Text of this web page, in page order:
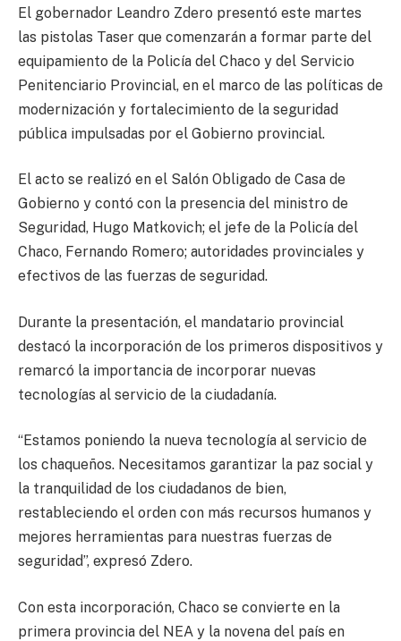
El gobernador Leandro Zdero presentó este martes
las pistolas Taser que comenzarán a formar parte del
equipamiento de la Policía del Chaco y del Servicio
Penitenciario Provincial, en el marco de las políticas de
modernización y fortalecimiento de la seguridad
pública impulsadas por el Gobierno provincial.
El acto se realizó en el Salón Obligado de Casa de
Gobierno y contó con la presencia del ministro de
Seguridad, Hugo Matkovich; el jefe de la Policía del
Chaco, Fernando Romero; autoridades provinciales y
efectivos de las fuerzas de seguridad.
Durante la presentación, el mandatario provincial
destacó la incorporación de los primeros dispositivos y
remarcó la importancia de incorporar nuevas
tecnologías al servicio de la ciudadanía.
“Estamos poniendo la nueva tecnología al servicio de
los chaqueños. Necesitamos garantizar la paz social y
la tranquilidad de los ciudadanos de bien,
restableciendo el orden con más recursos humanos y
mejores herramientas para nuestras fuerzas de
seguridad”, expresó Zdero.
Con esta incorporación, Chaco se convierte en la
primera provincia del NEA y la novena del país en